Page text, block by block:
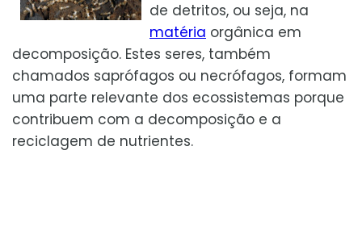
de detritos, ou seja, na
matéria orgânica em
decomposição. Estes seres, também
chamados saprófagos ou necrófagos, formam
uma parte relevante dos ecossistemas porque
contribuem com a decomposição e a
reciclagem de nutrientes.